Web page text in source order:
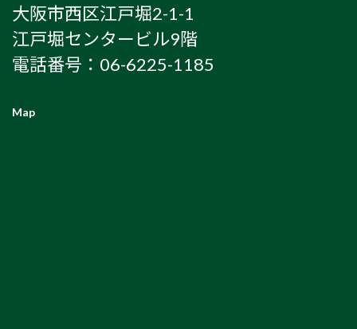
大阪市西区江戸堀2-1-1
江戸堀センタービル9階
電話番号：06-6225-1185
Map